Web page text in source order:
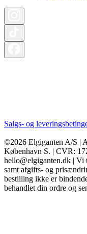
Salgs- og
©2026 Elgiganten A/S |
København S. | CVR:
hello@elgiganten.dk |
samt afgifts- og
bestilling ikke er
behandlet din ordre og